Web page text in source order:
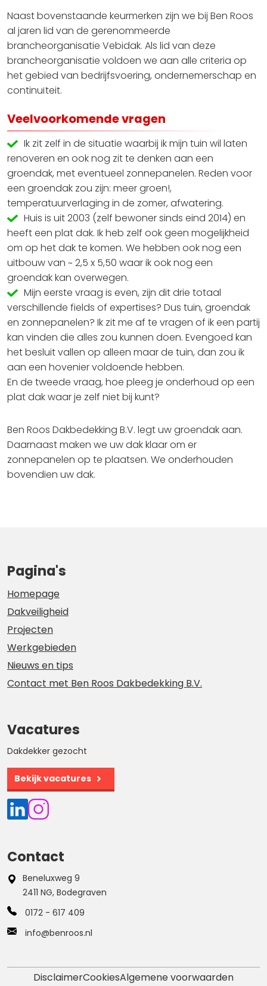
Naast bovenstaande keurmerken zijn we bij Ben Roos
al jaren lid van de gerenommeerde
brancheorganisatie Vebidak. Als lid van deze
brancheorganisatie voldoen we aan alle criteria op
het gebied van bedrijfsvoering, ondernemerschap en
continuïteit.
Veelvoorkomende vragen
Ik zit zelf in de situatie waarbij ik mijn tuin wil laten
renoveren en ook nog zit te denken aan een
groendak, met eventueel zonnepanelen. Reden voor
een groendak zou zijn: meer groen!,
temperatuurverlaging in de zomer, afwatering.
Huis is uit 2003 (zelf bewoner sinds eind 2014) en
heeft een plat dak. Ik heb zelf ook geen mogelijkheid
om op het dak te komen. We hebben ook nog een
uitbouw van ~ 2,5 x 5,50 waar ik ook nog een
groendak kan overwegen.
Mijn eerste vraag is even, zijn dit drie totaal
verschillende fields of expertises? Dus tuin, groendak
en zonnepanelen? Ik zit me af te vragen of ik een partij
kan vinden die alles zou kunnen doen. Evengoed kan
het besluit vallen op alleen maar de tuin, dan zou ik
aan een hovenier voldoende hebben.
En de tweede vraag, hoe pleeg je onderhoud op een
plat dak waar je zelf niet bij kunt?
Ben Roos Dakbedekking B.V. legt uw groendak aan.
Daarnaast maken we uw dak klaar om er
zonnepanelen op te plaatsen. We onderhouden
bovendien uw dak.
Pagina's
Homepage
Dakveiligheid
Projecten
Werkgebieden
Nieuws en tips
Contact met Ben Roos Dakbedekking B.V.
Vacatures
Dakdekker gezocht
Bekijk vacatures
Contact
Beneluxweg 9
2411 NG, Bodegraven
0172 - 617 409
info@benroos.nl
DisclaimerCookiesAlgemene voorwaarden